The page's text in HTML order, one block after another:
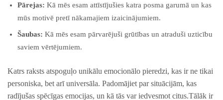
Pārejas: Kā mēs esam attīstījušies katra posma garumā un kas
mūs motivē pretī⁣ nākamajiem izaicinājumiem.
Šaubas: Kā mēs esam pārvarējuši ⁣grūtības un⁢ atraduši uzticību
saviem vērtējumiem.
Katrs raksts atspoguļo unikālu emocionālo ⁣pieredzi, kas ir ne tikai
personiska, bet arī universāla. Padomājiet ⁣par ⁤situācijām, kas
radījušas⁤ spēcīgas ‍emocijas, un kā tās⁤ var iedvesmot citus.Tālāk ir